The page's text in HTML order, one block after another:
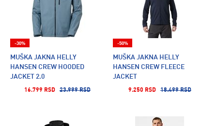
MUŠKA JAKNA HELLY
HANSEN CREW HOODED
JACKET 2.0
16.799 RSD 23.999 RSD
-30%
MUŠKA JAKNA HELLY
HANSEN CREW FLEECE
JACKET
9.250 RSD 18.499 RSD
-50%